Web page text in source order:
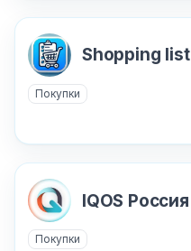
Shopping list
Покупки
IQOS Россия
Покупки